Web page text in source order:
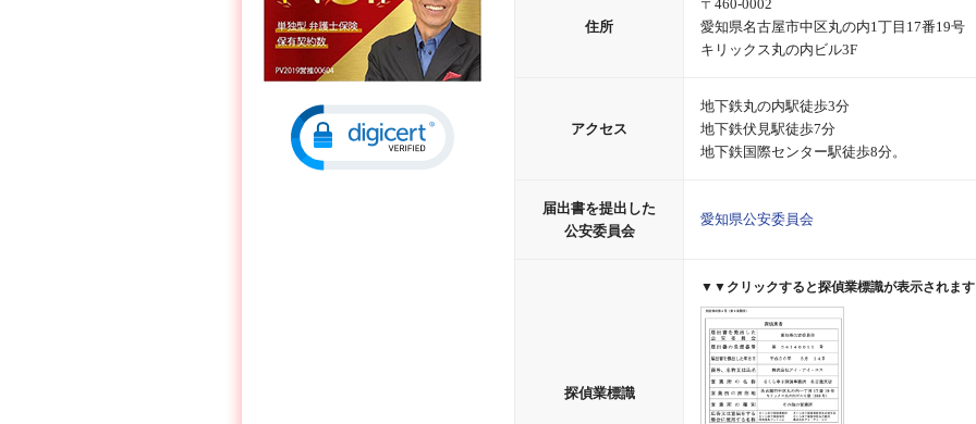
住所
〒460-0002
愛知県名古屋市中区丸の内1丁目17番19号
キリックス丸の内ビル3F
アクセス
地下鉄丸の内駅徒歩3分
地下鉄伏見駅徒歩7分
地下鉄国際センター駅徒歩8分。
届出書を提出した
公安委員会
愛知県公安委員会
探偵業標識
▼▼クリックすると探偵業標識が表示されま